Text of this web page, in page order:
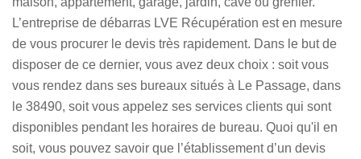
L’entreprise de débarras LVE Récupération est en mesure
de vous procurer le devis très rapidement. Dans le but de
disposer de ce dernier, vous avez deux choix : soit vous
vous rendez dans ses bureaux situés à Le Passage, dans
le 38490, soit vous appelez ses services clients qui sont
disponibles pendant les horaires de bureau. Quoi qu'il en
soit, vous pouvez savoir que l’établissement d’un devis